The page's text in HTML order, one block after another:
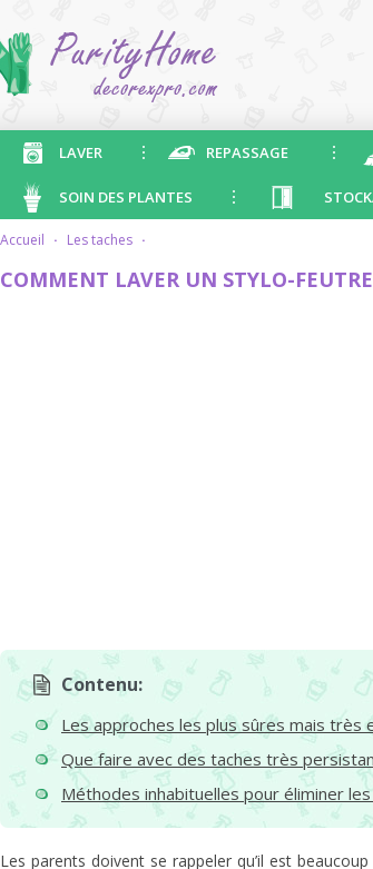
LAVER REPASSAGE
SOIN DES PLANTES
accueil · les taches ·
COMMENT LAVER UN STYLO-
Contenu:
Les approches les plus sûres mais très
Que faire avec des taches très
Méthodes inhabituelles pour éliminer
Les parents doivent se rappeler qu’il est